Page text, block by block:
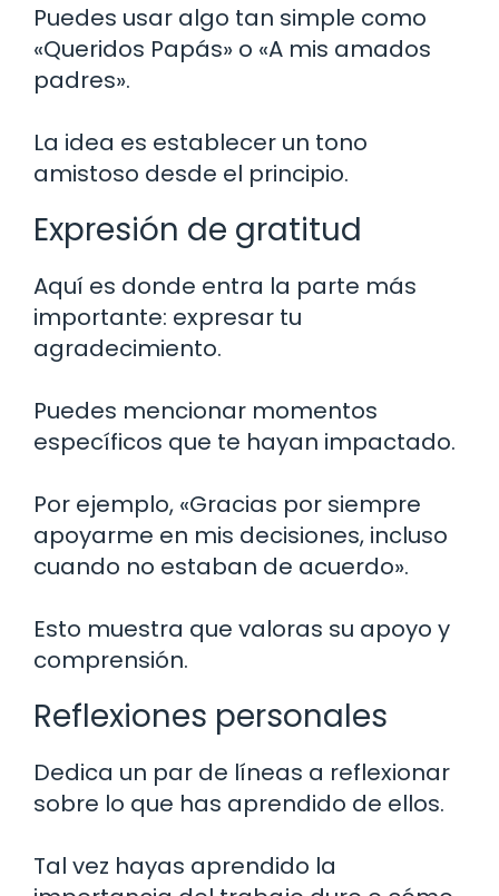
Puedes usar algo tan simple como
«Queridos Papás» o «A mis amados
padres».
La idea es establecer un tono
amistoso desde el principio.
Expresión de gratitud
Aquí es donde entra la parte más
importante: expresar tu
agradecimiento.
Puedes mencionar momentos
específicos que te hayan impactado.
Por ejemplo, «Gracias por siempre
apoyarme en mis decisiones, incluso
cuando no estaban de acuerdo».
Esto muestra que valoras su apoyo y
comprensión.
Reflexiones personales
Dedica un par de líneas a reflexionar
sobre lo que has aprendido de ellos.
Tal vez hayas aprendido la